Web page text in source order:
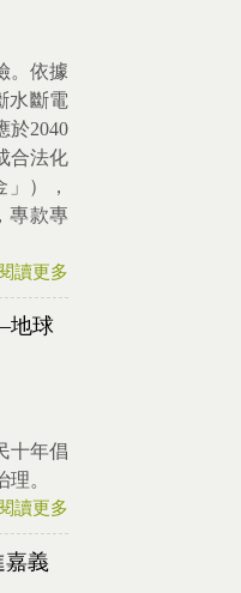
。依據
水斷電
於2040
合法化
），
專款專
讀更多
地球
十年倡
。
讀更多
嘉義